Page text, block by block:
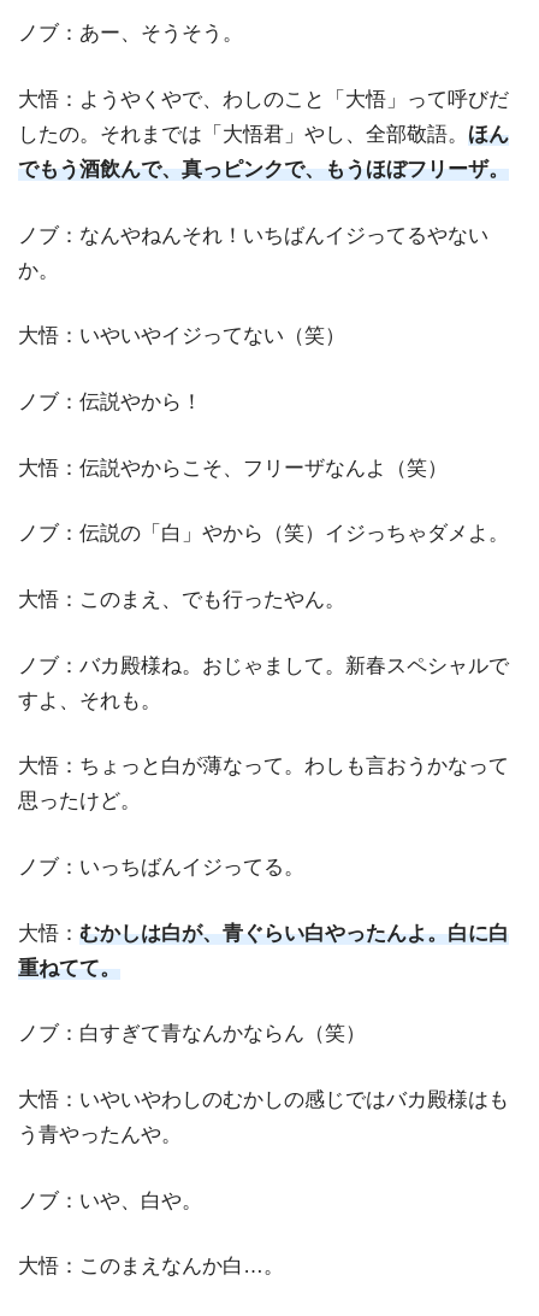
ノブ：あー、そうそう。
大悟：ようやくやで、わしのこと「大悟」って呼びだ
したの。それまでは「大悟君」やし、全部敬語。 ほん
でもう酒飲んで、真っピンクで、もうほぼフリーザ。
ノブ：なんやねんそれ！いちばんイジってるやない
か。
大悟：いやいやイジってない（笑）
ノブ：伝説やから！
大悟：伝説やからこそ、フリーザなんよ（笑）
ノブ：伝説の「白」やから（笑）イジっちゃダメよ。
大悟：このまえ、でも行ったやん。
ノブ：バカ殿様ね。おじゃまして。新春スペシャルで
すよ、それも。
大悟：ちょっと白が薄なって。わしも言おうかなって
思ったけど。
ノブ：いっちばんイジってる。
大悟： むかしは白が、青ぐらい白やったんよ。白に白
重ねてて。
ノブ：白すぎて青なんかならん（笑）
大悟：いやいやわしのむかしの感じではバカ殿様はも
う青やったんや。
ノブ：いや、白や。
大悟：このまえなんか白…。